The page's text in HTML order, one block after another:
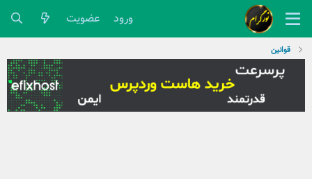
ورود عضویت
قوانین